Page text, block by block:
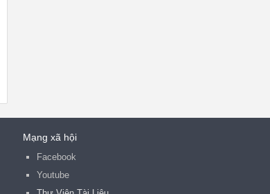
Mạng xã hội
Facebook
Youtube